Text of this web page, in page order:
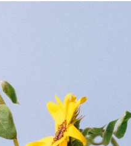
かったら？
ている」「折れている」などの
とでもお気軽にサポートまでご
いたします。